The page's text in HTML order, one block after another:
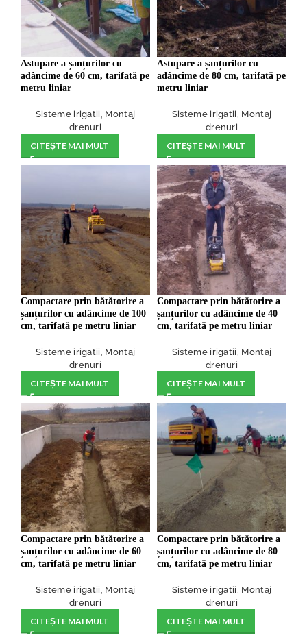
Astupare a șanțurilor cu
adâncime de 60 cm, tarifată pe
metru liniar
Sisteme irigatii, Montaj
drenuri
CITEȘTE MAI MULT
Astupare a șanțurilor cu
adâncime de 80 cm, tarifată pe
metru liniar
Sisteme irigatii, Montaj
drenuri
CITEȘTE MAI MULT
Compactare prin bătătorire a
șanțurilor cu adâncime de 100
cm, tarifată pe metru liniar
Sisteme irigatii, Montaj
drenuri
CITEȘTE MAI MULT
Compactare prin bătătorire a
șanțurilor cu adâncime de 40
cm, tarifată pe metru liniar
Sisteme irigatii, Montaj
drenuri
CITEȘTE MAI MULT
Compactare prin bătătorire a
șanțurilor cu adâncime de 60
cm, tarifată pe metru liniar
Sisteme irigatii, Montaj
drenuri
CITEȘTE MAI MULT
Compactare prin bătătorire a
șanțurilor cu adâncime de 80
cm, tarifată pe metru liniar
Sisteme irigatii, Montaj
drenuri
CITEȘTE MAI MULT